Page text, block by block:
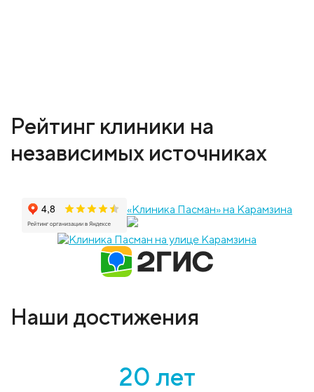
Рейтинг клиники на
независимых источниках
«Клиника Пасман» на Карамзина
Наши достижения
20 лет